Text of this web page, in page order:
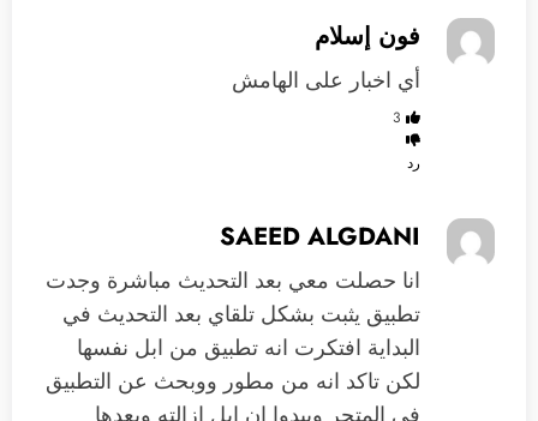
فون إسلام
أي اخبار على الهامش
3
رد
SAEED ALGDANI
انا حصلت معي بعد التحديث مباشرة وجدت
تطبيق يثبت بشكل تلقاي بعد التحديث في
البداية افتكرت انه تطبيق من ابل نفسها
لكن تاكد انه من مطور ووبحث عن التطبيق